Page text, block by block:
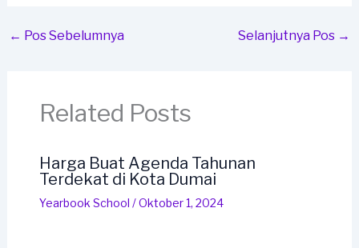
← Pos Sebelumnya Selanjutnya Pos →
Related Posts
Harga Buat Agenda Tahunan
Terdekat di Kota Dumai
Yearbook School /Oktober 1, 2024